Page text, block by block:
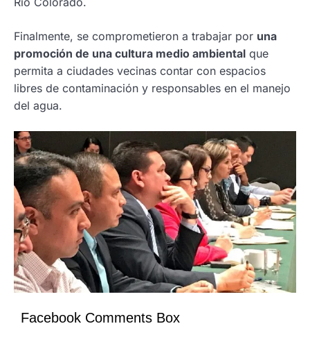
Finalmente, se comprometieron a trabajar por una
promoción de una cultura medio ambiental que
permita a ciudades vecinas contar con espacios
libres de contaminación y responsables en el manejo
del agua.
Facebook Comments Box